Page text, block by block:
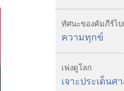
ทัศนะของคัมภีร์ไบ
ความทุกข์
เพ่งดูโลก
เจาะ​ประเด็น​ศ